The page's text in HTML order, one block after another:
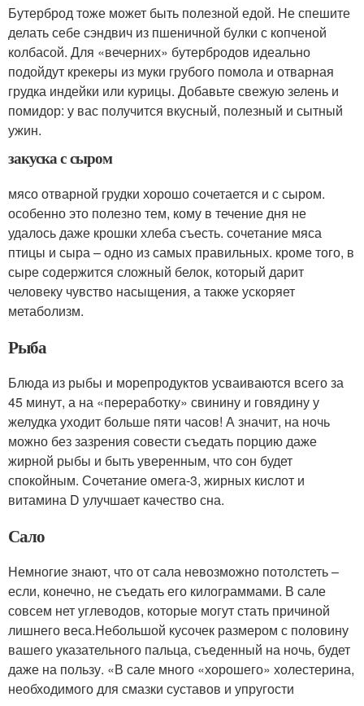
Бутерброд тоже может быть полезной едой. Не спешите
делать себе сэндвич из пшеничной булки с копченой
колбасой. Для «вечерних» бутербродов идеально
подойдут крекеры из муки грубого помола и отварная
грудка индейки или курицы. Добавьте свежую зелень и
помидор: у вас получится вкусный, полезный и сытный
ужин.
закуска с сыром
мясо отварной грудки хорошо сочетается и с сыром.
особенно это полезно тем, кому в течение дня не
удалось даже крошки хлеба съесть. сочетание мяса
птицы и сыра – одно из самых правильных. кроме того, в
сыре содержится сложный белок, который дарит
человеку чувство насыщения, а также ускоряет
метаболизм.
Рыба
Блюда из рыбы и морепродуктов усваиваются всего за
45 минут, а на «переработку» свинину и говядину у
желудка уходит больше пяти часов! А значит, на ночь
можно без зазрения совести съедать порцию даже
жирной рыбы и быть уверенным, что сон будет
спокойным. Сочетание омега-3, жирных кислот и
витамина D улучшает качество сна.
Сало
Немногие знают, что от сала невозможно потолстеть –
если, конечно, не съедать его килограммами. В сале
совсем нет углеводов, которые могут стать причиной
лишнего веса.Небольшой кусочек размером с половину
вашего указательного пальца, съеденный на ночь, будет
даже на пользу. «В сале много «хорошего» холестерина,
необходимого для смазки суставов и упругости